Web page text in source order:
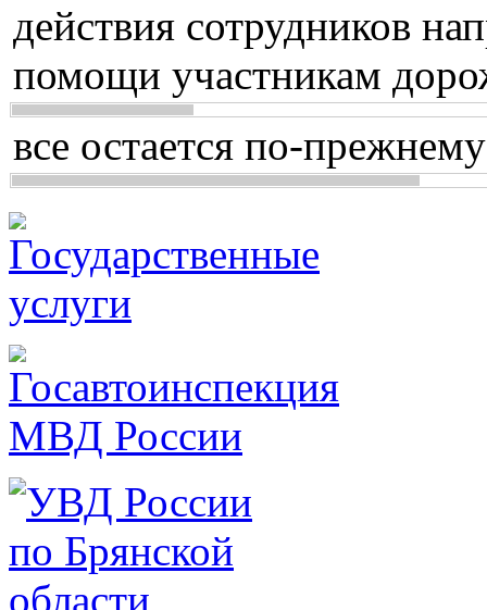
действия сотрудников
помощи участникам
все остается по-